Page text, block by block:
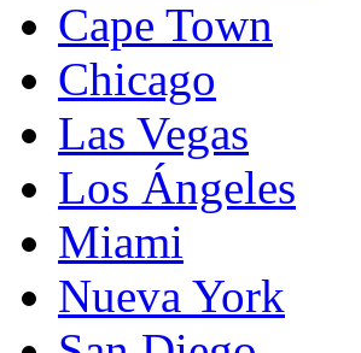
Cape Town
Chicago
Las Vegas
Los Ángeles
Miami
Nueva York